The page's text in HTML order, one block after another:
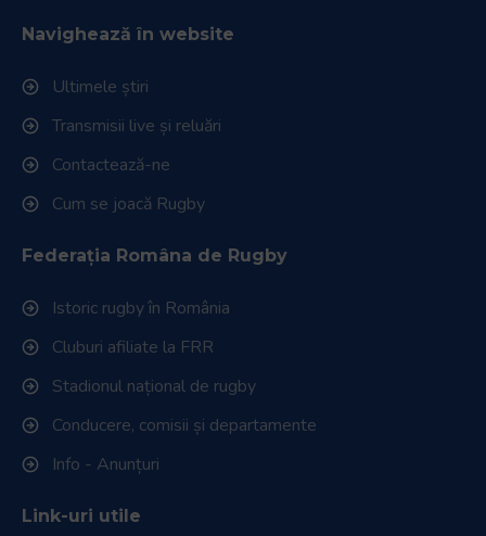
Navighează în website
Ultimele știri
Transmisii live și reluări
Contactează-ne
Cum se joacă Rugby
Federația Româna de Rugby
Istoric rugby în România
Cluburi afiliate la FRR
Stadionul național de rugby
Conducere, comisii și departamente
Info - Anunțuri
Link-uri utile